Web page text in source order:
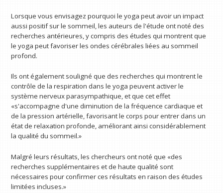
Lorsque vous envisagez pourquoi le yoga peut avoir un impact
aussi positif sur le sommeil, les auteurs de l'étude ont noté des
recherches antérieures, y compris des études qui montrent que
le yoga peut favoriser les ondes cérébrales liées au sommeil
profond.
Ils ont également souligné que des recherches qui montrent le
contrôle de la respiration dans le yoga peuvent activer le
système nerveux parasympathique, et que cet effet
«s'accompagne d'une diminution de la fréquence cardiaque et
de la pression artérielle, favorisant le corps pour entrer dans un
état de relaxation profonde, améliorant ainsi considérablement
la qualité du sommeil.»
Malgré leurs résultats, les chercheurs ont noté que «des
recherches supplémentaires et de haute qualité sont
nécessaires pour confirmer ces résultats en raison des études
limitées incluses.»